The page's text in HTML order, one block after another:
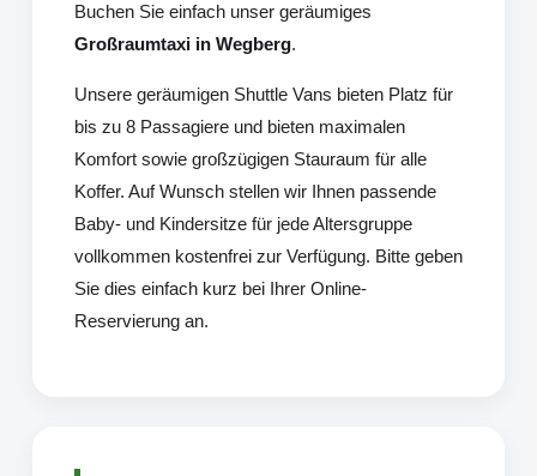
Buchen Sie einfach unser geräumiges
Großraumtaxi in Wegberg.
Unsere geräumigen Shuttle Vans bieten Platz für
bis zu 8 Passagiere und bieten maximalen
Komfort sowie großzügigen Stauraum für alle
Koffer. Auf Wunsch stellen wir Ihnen passende
Baby- und Kindersitze für jede Altersgruppe
vollkommen kostenfrei zur Verfügung. Bitte geben
Sie dies einfach kurz bei Ihrer Online-
Reservierung an.